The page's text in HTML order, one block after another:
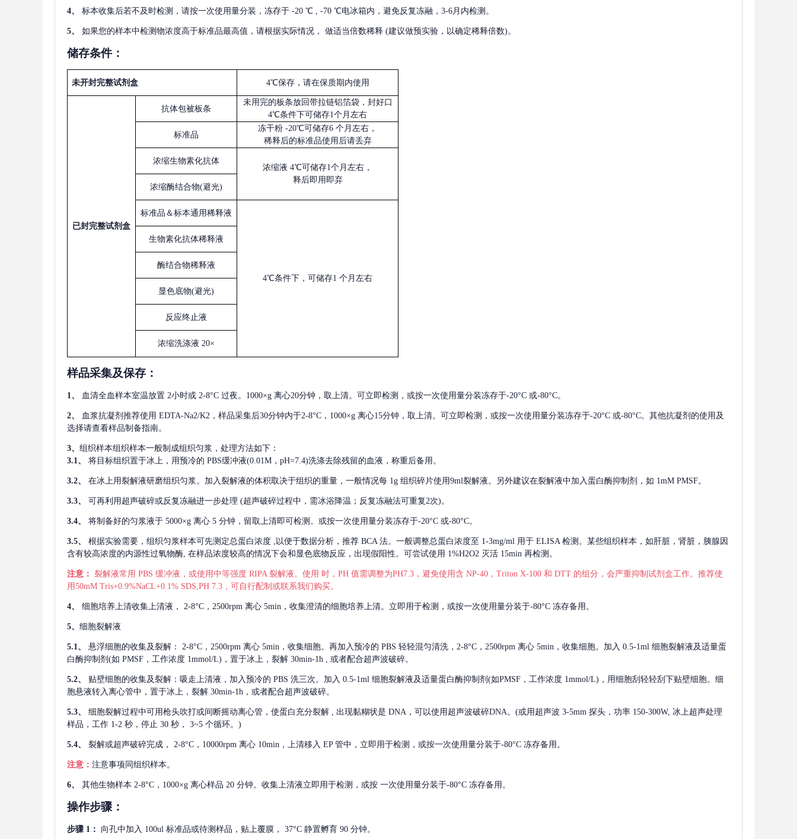
4、 标本收集后若不及时检测，请按一次使用量分装，冻存于 -20 ℃ , -70 ℃电冰箱内，避免反复冻融，3-6月内检测。
5、 如果您的样本中检测物浓度高于标准品最高值，请根据实际情况， 做适当倍数稀释 (建议做预实验，以确定稀释倍数)。
储存条件：
未开封完整试剂盒 4℃保存，请在保质期内使用
已封完整试剂盒
抗体包被板条
未用完的板条放回带拉链铝箔袋，封好口
4℃条件下可储存1个月左右
标准品
冻干粉 -20℃可储存6 个月左右，
稀释后的标准品使用后请丢弃
浓缩生物素化抗体
浓缩液 4℃可储存1个月左右，
释后即用即弃
浓缩酶结合物(避光)
标准品＆标本通用稀释液
4℃条件下，可储存1 个月左右
生物素化抗体稀释液
酶结合物稀释液
显色底物(避光)
反应终止液
浓缩洗涤液 20×
样品采集及保存 ：
1、 血清全血样本室温放置 2小时或 2-8°C 过夜。1000×g 离心20分钟，取上清。可立即检测，或按一次使用量分装冻存于-20°C 或-80°C。
2、 血浆抗凝剂推荐使用 EDTA-Na2/K2，样品采集后30分钟内于2-8°C，1000×g 离心15分钟，取上清。可立即检测，或按一次使用量分装冻存于-20°C 或-80°C。其他抗凝剂的使用及
选择请查看样品制备指南。
3、 组织样本组织样本一般制成组织匀浆，处理方法如下：
3.1、
将目标组织置于冰上，用预冷的 PBS缓冲液(0.01M，pH=7.4)洗涤去除残留的血液，称重后备用。
3.2、 在冰上用裂解液研磨组织匀浆。加入裂解液的体积取决于组织的重量，一般情况每 1g 组织碎片使用9ml裂解液。另外建议在裂解液中加入蛋白酶抑制剂，如 1mM PMSF。
3.3、 可再利用超声破碎或反复冻融进一步处理 (超声破碎过程中，需冰浴降温；反复冻融法可重复2次)。
3.4、 将制备好的匀浆液于 5000×g 离心 5 分钟，留取上清即可检测。或按一次使用量分装冻存于-20°C 或-80°C。
3.5、 根据实验需要，组织匀浆样本可先测定总蛋白浓度 ,以便于数据分析，推荐 BCA 法。一般调整总蛋白浓度至 1-3mg/ml 用于 ELISA 检测。某些组织样本，如肝脏，肾脏，胰腺因
含有较高浓度的内源性过氧物酶, 在样品浓度较高的情况下会和显色底物反应，出现假阳性。可尝试使用 1%H2O2 灭活 15min 再检测。
注意： 裂解液常用 PBS 缓冲液，或使用中等强度 RIPA 裂解液。使用 时，PH 值需调整为PH7.3，避免使用含 NP-40，Triton X-100 和 DTT 的组分，会严重抑制试剂盒工作。推荐使
用50mM Tris+0.9%NaCL+0.1% SDS,PH 7.3，可自行配制或联系我们购买。
4、 细胞培养上清收集上清液， 2-8°C，2500rpm 离心 5min，收集澄清的细胞培养上清。立即用于检测，或按一次使用量分装于-80°C 冻存备用。
5、 细胞裂解液
5.1、 悬浮细胞的收集及裂解：
2-8°C，2500rpm 离心 5min，收集细胞。再加入预冷的 PBS 轻轻混匀清洗，2-8°C，2500rpm 离心 5min，收集细胞。加入 0.5-1ml 细胞裂解液及适量蛋
白酶抑制剂(如 PMSF，工作浓度 1mmol/L)，置于冰上，裂解 30min-1h , 或者配合超声波破碎。
5.2、 贴壁细胞的收集及裂解：吸走上清液，加入预冷的 PBS 洗三次。加入 0.5-1ml 细胞裂解液及适量蛋白酶抑制剂(如PMSF，工作浓度 1mmol/L)，用细胞刮轻轻刮下贴壁细胞。细
胞悬液转入离心管中，置于冰上，裂解 30min-1h，或者配合超声波破碎。
5.3、 细胞裂解过程中可用枪头吹打或间断摇动离心管，使蛋白充分裂解 , 出现黏糊状是 DNA，可以使用超声波破碎DNA。(或用超声波 3-5mm 探头，功率 150-300W, 冰上超声处理
样品，工作 1-2 秒，停止 30 秒， 3~5 个循环。)
5.4、 裂解或超声破碎完成， 2-8°C，10000rpm 离心 10min，上清移入 EP 管中，立即用于检测，或按一次使用量分装于-80°C 冻存备用。
注意： 注意事项同组织样本。
6、 其他生物样本 2-8°C，1000×g 离心样品 20 分钟。收集上清液立即用于检测，或按 一次使用量分装于-80°C 冻存备用。
操作步骤：
步骤 1： 向孔中加入 100ul 标准品或待测样品，贴上覆膜， 37°C 静置孵育 90 分钟。